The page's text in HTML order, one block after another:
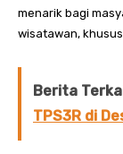
menarik bagi
wisatawan,
Berita
TPS3R di